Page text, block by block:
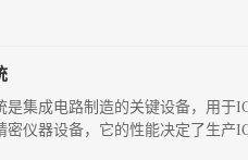
是集成电路制造的关键设备，用于
密仪器设备，它的性能决定了生产